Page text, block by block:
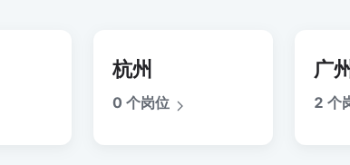
杭州
0 个岗位
广州
2 个